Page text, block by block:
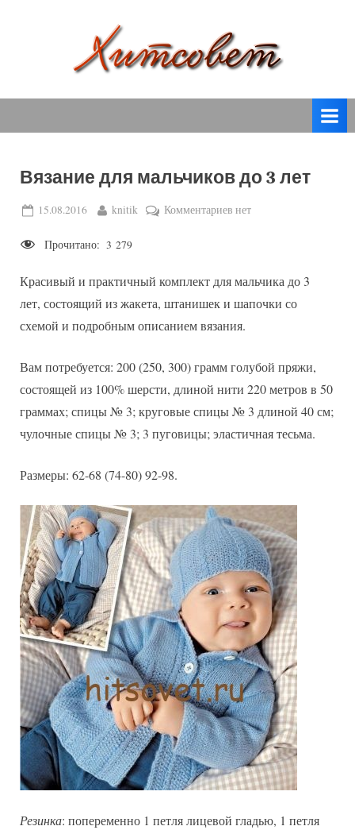
т
о
в
спицами,
крючком,
вязаные
модели
с
Вязание для мальчиков до 3 лет
Posted
15.08.2016 By
knitik Комментариевк
мальчиков
до
нет
Прочитано: 3 279
Красивый и практичный комплект для мальчика до 3
лет, состоящий из жакета, штанишек и шапочки со
схемой и подробным описанием вязания.
Вам потребуется: 200 (250, 300) грамм голубой пряжи,
состоящей из 100% шерсти, длиной нити 220 метров в 50
граммах; спицы № 3; круговые спицы № 3 длиной 40 см;
чулочные спицы № 3; 3 пуговицы; эластичная тесьма.
Размеры: 62-68 (74-80) 92-98.
Резинка: попеременно 1 петля лицевой гладью, 1 петля